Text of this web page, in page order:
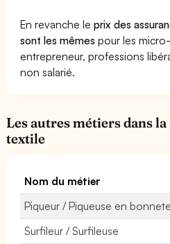
En revanche leprix des
sont les mêmes pour les
entrepreneur, professions
non salarié.
Les autres métiers dans
textile
Nom du métier
Piqueur / Piqueuse en
Surfileur / Surfileuse